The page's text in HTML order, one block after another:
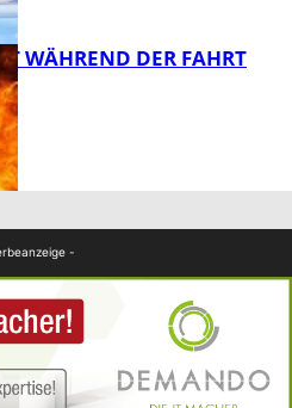
WÄHREND DER FAHRT
-